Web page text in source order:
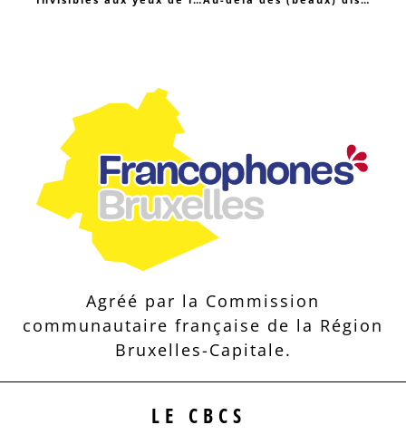
Agréé par la Commission
communautaire française de la Région
Bruxelles-Capitale.
LE CBCS